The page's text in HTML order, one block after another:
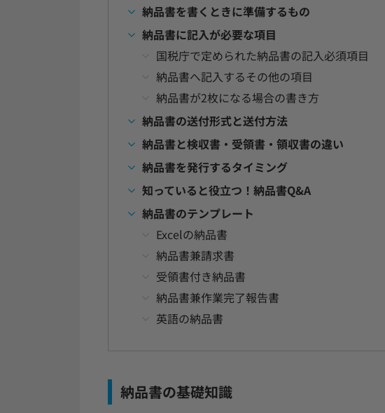
納品書を書くときに準備するもの
納品書に記入が必要な項目
国税庁で定められた納品書の記入必須項目
納品書へ記入するその他の項目
納品書が2枚になる場合の書き方
納品書の送付形式と送付方法
納品書と検収書・受領書・領収書の違い
納品書を発行するタイミング
知っていると役立つ！納品書Q&A
納品書のテンプレート
Excelの納品書
納品書兼請求書
受領書付き納品書
納品書兼作業完了報告書
英語の納品書
納品書の基礎知識